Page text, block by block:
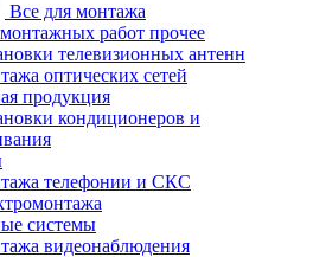
Все для монтажа
работ прочее
телевизионных антенн
оптических сетей
продукция
кондиционеров и
телефонии и СКС
системы
видеонаблюдения